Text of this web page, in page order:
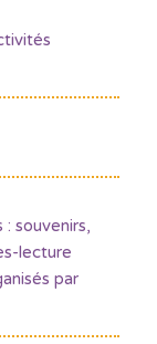
souvenirs,
lecture
par